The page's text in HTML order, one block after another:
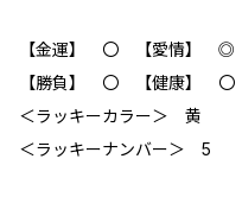
【金運】 〇 【愛情】 ◎
【勝負】 〇 【健康】 〇
＜ラッキーカラー＞ 黄
＜ラッキーナンバー＞ 5